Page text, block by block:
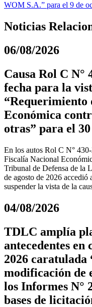
WOM S.A.” para el 9 de
Noticias
06/08/2026
Causa Rol C
fecha para la
“Requerimiento
Económica
otras” para el
En los autos Rol C N°
Fiscalía Nacional
Tribunal de Defensa de la
de agosto de 2026 accedió
suspender la vista de la
04/08/2026
TDLC amplía
antecedentes en
2026 caratulada
modificación de
los Informes N°
bases de